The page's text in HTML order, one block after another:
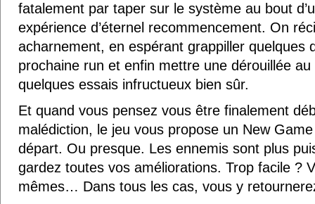
fatalement par taper sur le système au bout
expérience d’éternel recommencement. On
acharnement, en espérant grappiller quelques
prochaine run et enfin mettre une dérouillée
quelques essais infructueux bien sûr.
Et quand vous pensez vous être finalement
malédiction, le jeu vous propose un New
départ. Ou presque. Les ennemis sont plus
gardez toutes vos améliorations. Trop facile ?
mêmes… Dans tous les cas, vous y